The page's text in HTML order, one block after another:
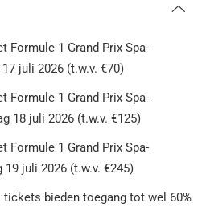
Formule 1 Grand Prix Spa-
juli 2026 (t.w.v. €70)
Formule 1 Grand Prix Spa-
18 juli 2026 (t.w.v. €125)
Formule 1 Grand Prix Spa-
19 juli 2026 (t.w.v. €245)
tickets bieden toegang tot wel 60%